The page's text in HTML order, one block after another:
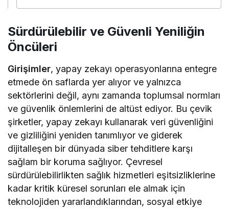
Sürdürülebilir ve Güvenli Yeniliğin
Öncüleri
Girişimler, yapay zekayı operasyonlarına entegre
etmede ön saflarda yer alıyor ve yalnızca
sektörlerini değil, aynı zamanda toplumsal normları
ve güvenlik önlemlerini de altüst ediyor. Bu çevik
şirketler, yapay zekayı kullanarak veri güvenliğini
ve gizliliğini yeniden tanımlıyor ve giderek
dijitalleşen bir dünyada siber tehditlere karşı
sağlam bir koruma sağlıyor. Çevresel
sürdürülebilirlikten sağlık hizmetleri eşitsizliklerine
kadar kritik küresel sorunları ele almak için
teknolojiden yararlandıklarından, sosyal etkiye